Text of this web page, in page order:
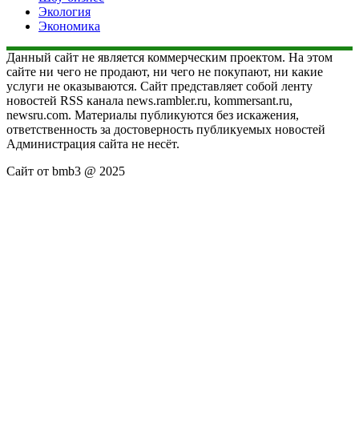
Экология
Экономика
Данный сайт не является коммерческим проектом. На этом
сайте ни чего не продают, ни чего не покупают, ни какие
услуги не оказываются. Сайт представляет собой ленту
новостей RSS канала news.rambler.ru, kommersant.ru,
newsru.com. Материалы публикуются без искажения,
ответственность за достоверность публикуемых новостей
Администрация сайта не несёт.
Сайт от bmb3 @ 2025